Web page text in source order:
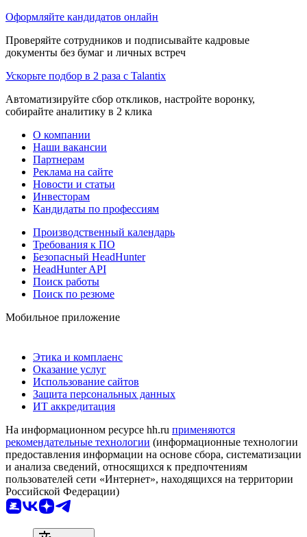
Оформляйте кандидатов онлайн
Проверяйте сотрудников и подписывайте кадровые
документы без бумаг и личных встреч
Ускорьте подбор в 2 раза с Talantix
Автоматизируйте сбор откликов, настройте воронку,
собирайте аналитику в 2 клика
О компании
Наши вакансии
Партнерам
Реклама на сайте
Новости и статьи
Инвесторам
Кандидаты по профессиям
Производственный календарь
Требования к ПО
Безопасный HeadHunter
HeadHunter API
Поиск работы
Поиск по резюме
Мобильное приложение
Этика и комплаенс
Оказание услуг
Использование сайтов
Защита персональных данных
ИТ аккредитация
На информационном ресурсе hh.ru применяются
рекомендательные технологии (информационные технологии
предоставления информации на основе сбора, систематизации
и анализа сведений, относящихся к предпочтениям
пользователей сети «Интернет», находящихся на территории
Российской Федерации)